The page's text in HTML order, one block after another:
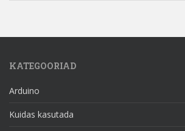
KATEGOORIAD
Arduino
Kuidas kasutada